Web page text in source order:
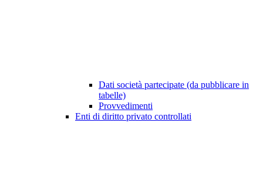
Dati società partecipate (da pubblicare in
tabelle)
Provvedimenti
Enti di diritto privato controllati